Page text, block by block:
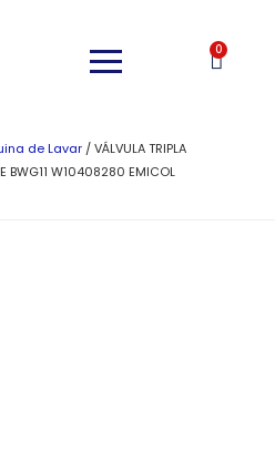
0
de Lavar / VÁLVULA TRIPLA
BWG11 W10408280 EMICOL